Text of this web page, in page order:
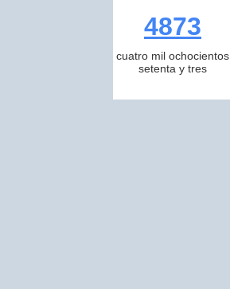
4873
cuatro mil ochocientos
setenta y tres